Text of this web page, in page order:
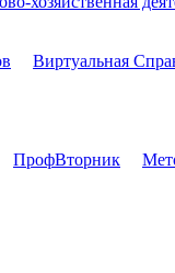
Виртуальная
ПрофВторник